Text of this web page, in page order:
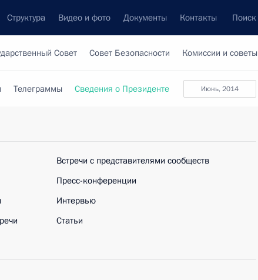
Структура Видео и фото Документы Контакты Поиск
Совет Совет Безопасности Комиссии и советы
июнь, 2014
Телеграммы Сведения о Президенте
Встречи с представителями сообществ
Пресс-конференции
Интервью
Статьи